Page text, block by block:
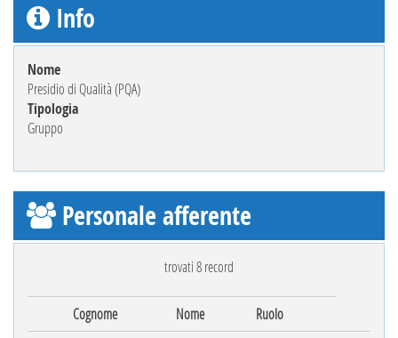
Info
Nome
Presidio di Qualità (PQA)
Tipologia
Gruppo
Personale afferente
trovati 8 record
Cognome Nome
Ruolo